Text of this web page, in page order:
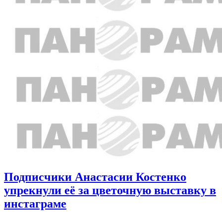
Подписчики Анастасии Костенко
упрекнули её за цветочную выставку в
инстаграме